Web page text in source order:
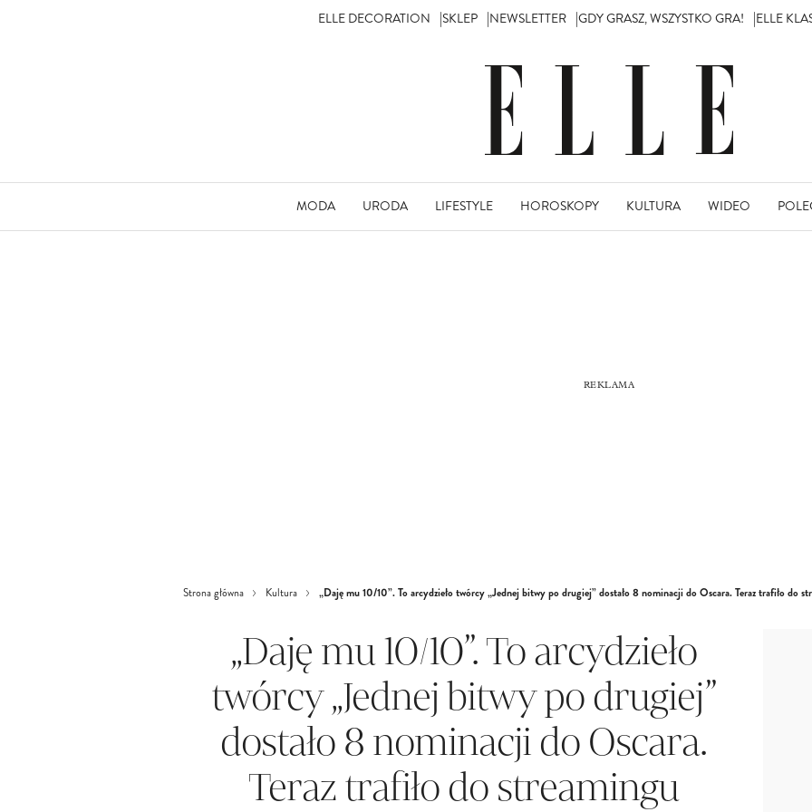
ELLE DECORATION SKLEP NEWSLETTER GDY GRASZ, WSZYSTKO GRA! ELLE
MODA URODA LIFESTYLE HOROSKOPY KULTURA WIDEO
Strona główna Kultura „Daję mu 10/10”. To arcydzieło twórcy „Jednej bitwy po drugiej” dostało 8 nominacji do Oscara. Teraz trafiło do
„Daję mu 10/10”. To arcydzieło
twórcy „Jednej bitwy po drugiej”
dostało 8 nominacji do Oscara.
Teraz trafiło do streamingu